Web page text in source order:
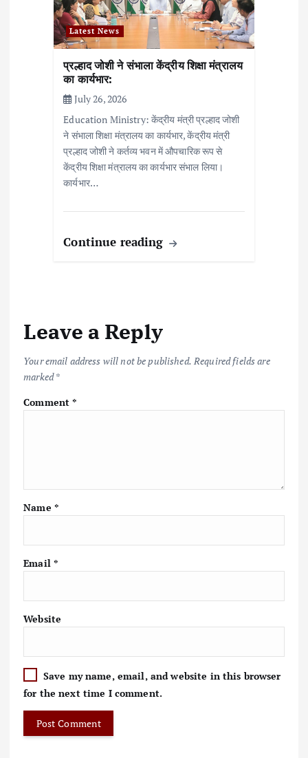
Latest News
प्रल्हाद जोशी ने संभाला केंद्रीय शिक्षा मंत्रालय
का कार्यभार:
July 26, 2026
Education Ministry: केंद्रीय मंत्री प्रल्हाद जोशी
ने संभाला शिक्षा मंत्रालय का कार्यभार, केंद्रीय मंत्री
प्रल्हाद जोशी ने कर्तव्य भवन में औपचारिक रूप से
केंद्रीय शिक्षा मंत्रालय का कार्यभार संभाल लिया।
कार्यभार…
Continue reading
Leave a Reply
Your email address will not be published. Required fields are
marked*
Comment*
Name *
Email *
Website
Save my name, email, and website in this browser
for the next time I comment.